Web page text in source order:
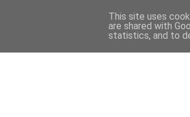
This site uses
are shared with
statistics, and to